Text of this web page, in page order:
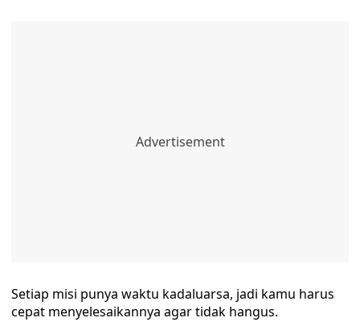
Setiap misi punya waktu kadaluarsa, jadi kamu harus
cepat menyelesaikannya agar tidak hangus.